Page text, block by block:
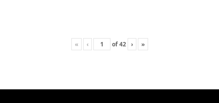
« ‹ of42 › »